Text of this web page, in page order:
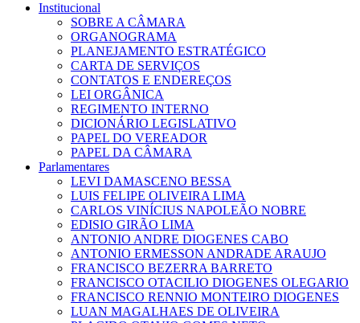
Institucional
SOBRE A CÂMARA
ORGANOGRAMA
PLANEJAMENTO ESTRATÉGICO
CARTA DE SERVIÇOS
CONTATOS E ENDEREÇOS
LEI ORGÂNICA
REGIMENTO INTERNO
DICIONÁRIO LEGISLATIVO
PAPEL DO VEREADOR
PAPEL DA CÂMARA
Parlamentares
LEVI DAMASCENO BESSA
LUIS FELIPE OLIVEIRA LIMA
CARLOS VINÍCIUS NAPOLEÃO NOBRE
EDISIO GIRÃO LIMA
ANTONIO ANDRE DIOGENES CABO
ANTONIO ERMESSON ANDRADE ARAUJO
FRANCISCO BEZERRA BARRETO
FRANCISCO OTACILIO DIOGENES OLEGARIO
FRANCISCO RENNIO MONTEIRO DIOGENES
LUAN MAGALHAES DE OLIVEIRA